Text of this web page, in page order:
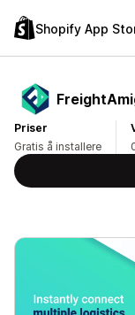
Shopify App
Priser
Gratis å installere